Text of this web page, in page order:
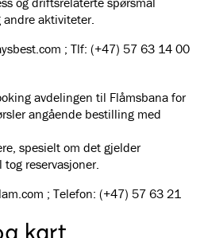
aktiviteter.
; Tlf: (+47) 57 63 14 00
avdelingen til Flåmsbana for
angående bestilling med
spesielt om det gjelder
reservasjoner.
; Telefon: (+47) 57 63 21
kart